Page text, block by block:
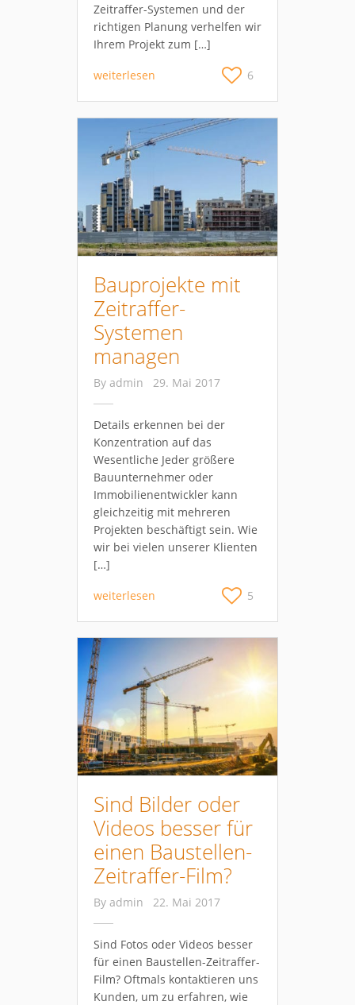
Zeitraffer-Systemen und der
richtigen Planung verhelfen wir
Ihrem Projekt zum […]
weiterlesen 6
Bauprojekte mit
Zeitraffer-
Systemen
managen
By admin 29. Mai 2017
Details erkennen bei der
Konzentration auf das
Wesentliche Jeder größere
Bauunternehmer oder
Immobilienentwickler kann
gleichzeitig mit mehreren
Projekten beschäftigt sein. Wie
wir bei vielen unserer Klienten
[…]
weiterlesen 5
Sind Bilder oder
Videos besser für
einen Baustellen-
Zeitraffer-Film?
By admin 22. Mai 2017
Sind Fotos oder Videos besser
für einen Baustellen-Zeitraffer-
Film? Oftmals kontaktieren uns
Kunden, um zu erfahren, wie